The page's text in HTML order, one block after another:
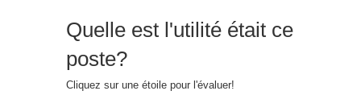
Quelle est l'utilité était ce
poste?
Cliquez sur une étoile pour l'évaluer!